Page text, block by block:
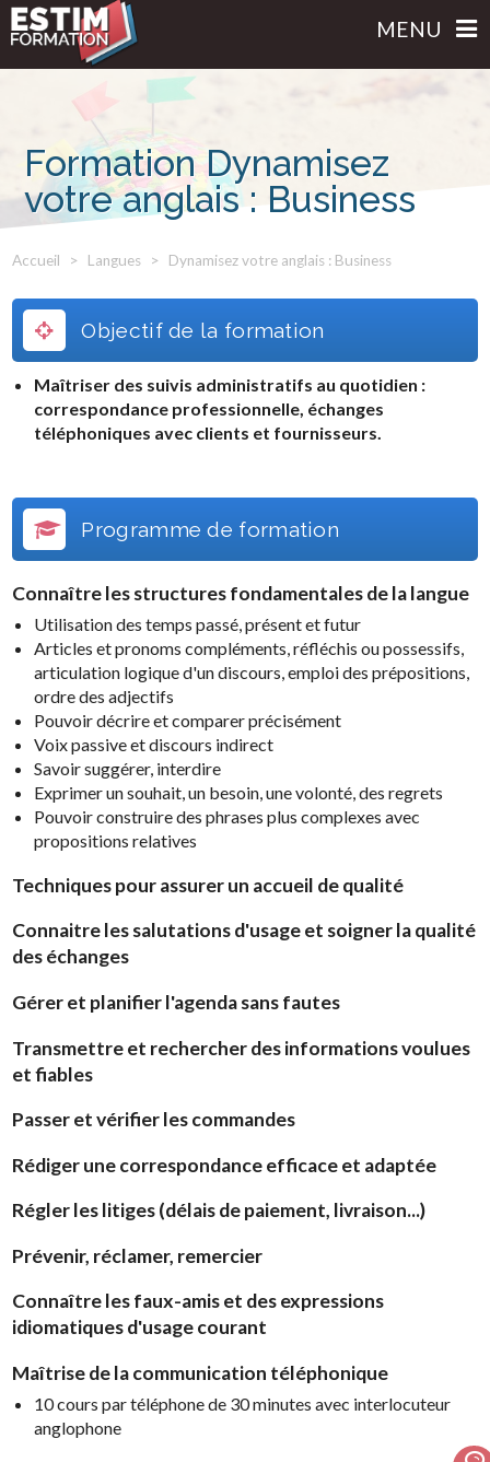
MENU
Formation Dynamisez
votre anglais : Business
Accueil Langues Dynamisez votre anglais : Business
Objectif de la formation
Maîtriser des suivis administratifs au quotidien :
correspondance professionnelle, échanges
téléphoniques avec clients et fournisseurs.
Programme de formation
Connaître les structures fondamentales de la langue
Utilisation des temps passé, présent et futur
Articles et pronoms compléments, réfléchis ou possessifs,
articulation logique d'un discours, emploi des prépositions,
ordre des adjectifs
Pouvoir décrire et comparer précisément
Voix passive et discours indirect
Savoir suggérer, interdire
Exprimer un souhait, un besoin, une volonté, des regrets
Pouvoir construire des phrases plus complexes avec
propositions relatives
Techniques pour assurer un accueil de qualité
Connaitre les salutations d'usage et soigner la qualité
des échanges
Gérer et planifier l'agenda sans fautes
Transmettre et rechercher des informations voulues
et fiables
Passer et vérifier les commandes
Rédiger une correspondance efficace et adaptée
Régler les litiges (délais de paiement, livraison...)
Prévenir, réclamer, remercier
Connaître les faux-amis et des expressions
idiomatiques d'usage courant
Maîtrise de la communication téléphonique
10 cours par téléphone de 30 minutes avec interlocuteur
anglophone